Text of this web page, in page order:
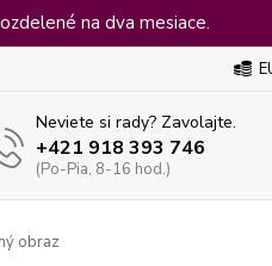
na dva mesiace.
Neviete si rady? Zavolajte.
+421 918 393 746
(Po-Pia, 8-16 hod.)
obraz